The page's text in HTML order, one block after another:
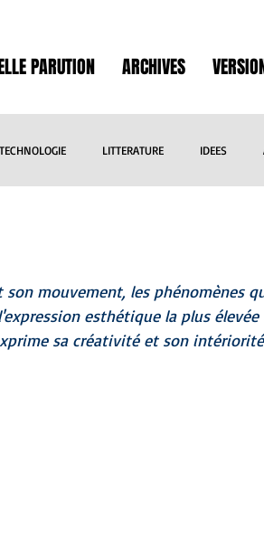
PARUTION ARCHIVES
TECHNOLOGIE LITTERATURE IDEES
CINEMA THEATRE CULTURE LIVRES
mouvement, les phénomènes
esthétique la plus élevée
sa créativité et son